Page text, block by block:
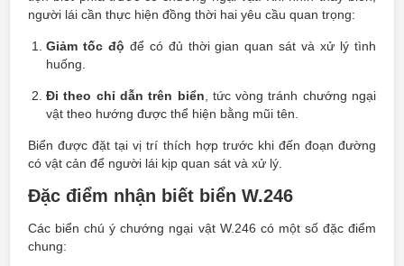
người lái cần thực hiện đồng thời hai yêu cầu quan trọng:
Giảm tốc độ để có đủ thời gian quan sát và xử lý tình
huống.
Đi theo chỉ dẫn trên biển , tức vòng tránh chướng ngại
vật theo hướng được thể hiện bằng mũi tên.
Biển được đặt tại vị trí thích hợp trước khi đến đoạn đường
có vật cản để người lái kịp quan sát và xử lý.
Đặc điểm nhận biết biển W.246
Các biển chú ý chướng ngại vật W.246 có một số đặc điểm
chung: